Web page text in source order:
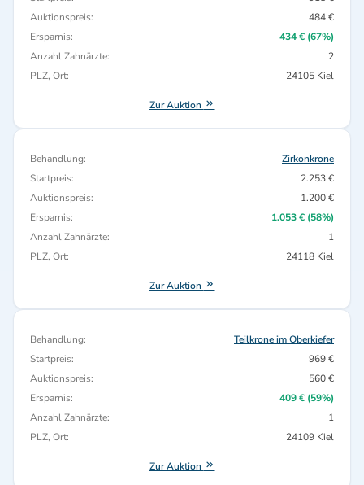
Auktionspreis:
484 €
Ersparnis:
434 € (67%)
Anzahl Zahnärzte:
2
PLZ, Ort:
24105 Kiel
Zur Auktion
Behandlung:
Zirkonkrone
Startpreis:
2.253 €
Auktionspreis:
1.200 €
Ersparnis:
1.053 € (58%)
Anzahl Zahnärzte:
1
PLZ, Ort:
24118 Kiel
Zur Auktion
Behandlung:
Teilkrone im Oberkiefer
Startpreis:
969 €
Auktionspreis:
560 €
Ersparnis:
409 € (59%)
Anzahl Zahnärzte:
1
PLZ, Ort:
24109 Kiel
Zur Auktion